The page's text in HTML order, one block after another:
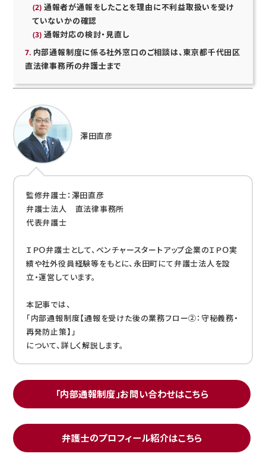
通報者が通報をしたことを理由に不利益取扱いを受け
ていないかの確認
通報対応の検討・見直し
内部通報制度に係る社外窓口のご相談は、東京都千代田区
直法律事務所の弁護士まで
澤田直彦
監修弁護士：澤田直彦
弁護士法人 直法律事務所
代表弁護士
ＩＰＯ弁護士として、ベンチャースタートアップ企業のＩＰＯ実
績や社外役員経験等をもとに、永田町にて弁護士法人を設
立・運営しています。
本記事では、
「内部通報制度【通報を受けた後の業務フロー②：守秘義務・
再発防止策】」
について、詳しく解説します。
「内部通報制度」お問い合わせはこちら
弁護士のプロフィール紹介はこちら